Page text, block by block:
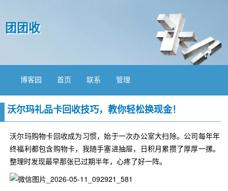
团团收
博客园 首页 联系 管理
沃尔玛礼品卡回收技巧，教你轻松换现金！
沃尔玛购物卡回收成为习惯，始于一次办公室大扫除。公司每年年
终福利都包含购物卡，我随手塞进抽屉，日积月累攒了厚厚一摞。
整理时发现最早那张已过期半年，心疼了好一阵。